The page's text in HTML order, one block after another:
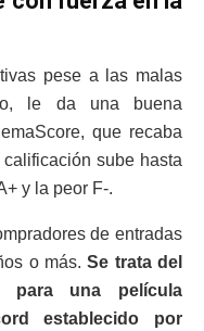
pese a las malas
le da una buena
que recaba
sube hasta
y la peor F-.
de entradas
o más.Se trata del
una película
establecido por